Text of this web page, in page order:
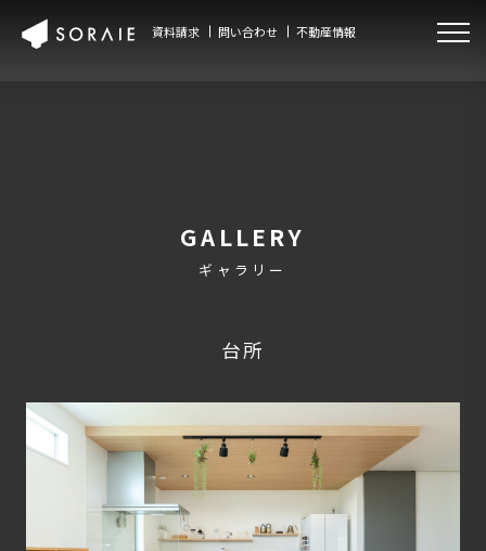
資料請求 問い合わせ 不動産情報
GALLERY
ギャラリー
台所